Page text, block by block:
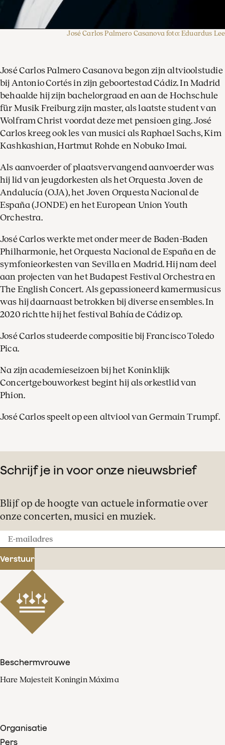
José Carlos Palmero Casanova foto: Eduardus Lee
José Carlos Palmero Casanova begon zijn altvioolstudie
bij Antonio Cortés in zijn geboortestad Cádiz. In Madrid
behaalde hij zijn bachelorgraad en aan de Hochschule
für Musik Freiburg zijn master, als laatste student van
Wolfram Christ voordat deze met pensioen ging. José
Carlos kreeg ook les van musici als Raphael Sachs, Kim
Kashkashian, Hartmut Rohde en Nobuko Imai.
Als aanvoerder of plaatsvervangend aanvoerder was
hij lid van jeugdorkesten als het Orquesta Joven de
Andalucía (OJA), het Joven Orquesta Nacional de
España (JONDE) en het European Union Youth
Orchestra.
José Carlos werkte met onder meer de Baden-Baden
Philharmonie, het Orquesta Nacional de España en de
symfonieorkesten van Sevilla en Madrid. Hij nam deel
aan projecten van het Budapest Festival Orchestra en
The English Concert. Als gepassioneerd kamermusicus
was hij daarnaast betrokken bij diverse ensembles. In
2020 richtte hij het festival Bahía de Cádiz op.
José Carlos studeerde compositie bij Francisco Toledo
Pica.
Na zijn academieseizoen bij het Koninklijk
Concertgebouworkest begint hij als orkestlid van
Phion.
José Carlos speelt op een altviool van Germain Trumpf.
Schrijf je in voor onze nieuwsbrief
Blijf op de hoogte van actuele informatie over
onze concerten, musici en muziek.
E-
mailadres
Verstuur
Beschermvrouwe
Hare Majesteit Koningin Máxima
Organisatie
Pers